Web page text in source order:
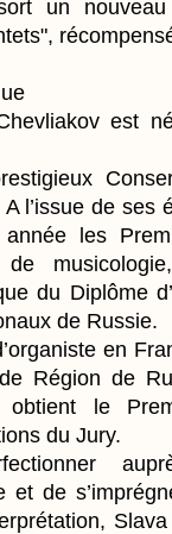
un
est
l’issue de ses
les
de
du Diplôme
de Russie.
en
Région de
obtient le
du Jury.
et de